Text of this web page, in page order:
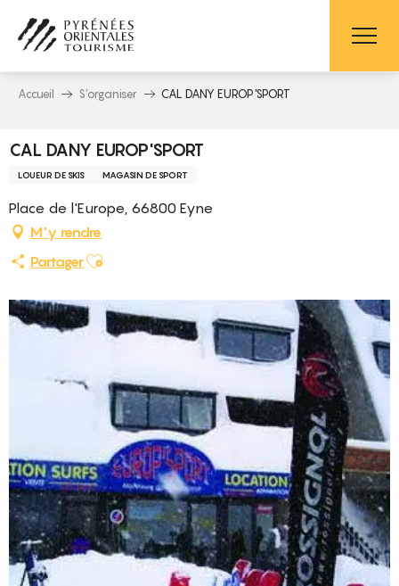
contenu
principal
Accueil S’organiser CAL DANY EUROP'SPORT
CAL DANY EUROP'SPORT
LOUEUR DE SKIS MAGASIN DE SPORT
Place de l'Europe, 66800 Eyne
M'y rendre
PartagerAjouter aux favoris